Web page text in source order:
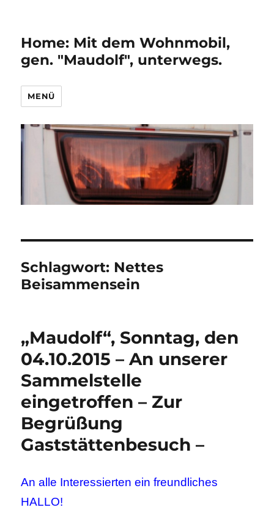
Home: Mit dem Wohnmobil,
gen. "Maudolf", unterwegs.
MENÜ
Schlagwort: Nettes
Beisammensein
„Maudolf“, Sonntag, den
04.10.2015 – An unserer
Sammelstelle
eingetroffen – Zur
Begrüßung
Gaststättenbesuch –
An alle Interessierten ein freundliches
HALLO!